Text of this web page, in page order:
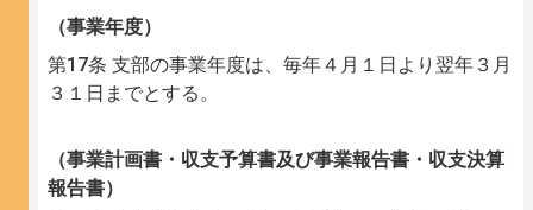
（事業年度）
第17条 支部の事業年度は、毎年４月１日より翌年３月
３１日までとする。
（事業計画書・収支予算書及び事業報告書・収支決算
報告書）